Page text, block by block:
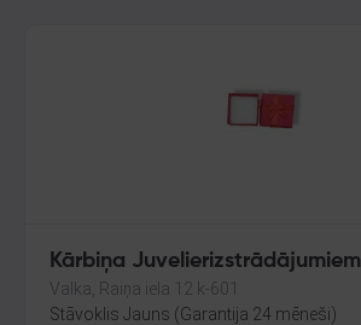
Kārbiņa Juvelierizstrādājumiem
Valka, Raiņa iela 12 k-601
Stāvoklis Jauns (Garantija 24 mēneši)